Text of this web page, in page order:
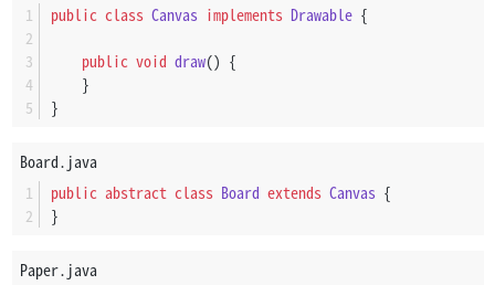
public class Canvas implements Drawable {
public void draw() {
    }
}
Board.java
public abstract class Board extends Canvas {
}
Paper.java